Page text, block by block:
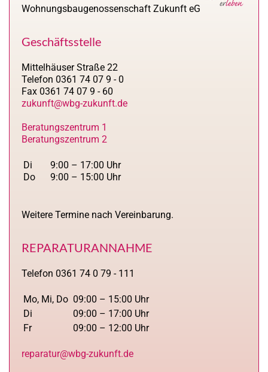
Wohnungsbaugenossenschaft Zukunft eG
Geschäftsstelle
Mittelhäuser Straße 22
Telefon 0361 74 07 9 - 0
Fax 0361 74 07 9 - 60
zukunft@wbg-zukunft.de
Beratungszentrum 1
Beratungszentrum 2
Di
Do
9:00 – 17:00 Uhr
9:00 – 15:00 Uhr
Weitere Termine nach Vereinbarung.
REPARATURANNAHME
Telefon 0361 74 0 79 - 111
Mo, Mi, Do 09:00 – 15:00 Uhr
Di
09:00 – 17:00 Uhr
Fr
09:00 – 12:00 Uhr
reparatur@wbg-zukunft.de